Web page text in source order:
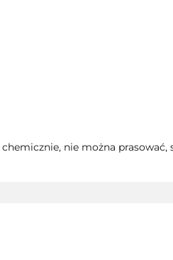
nie można